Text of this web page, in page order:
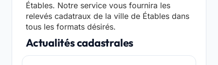
Étables. Notre service vous fournira les
relevés cadatraux de la ville de Étables dans
tous les formats désirés.
Actualités cadastrales